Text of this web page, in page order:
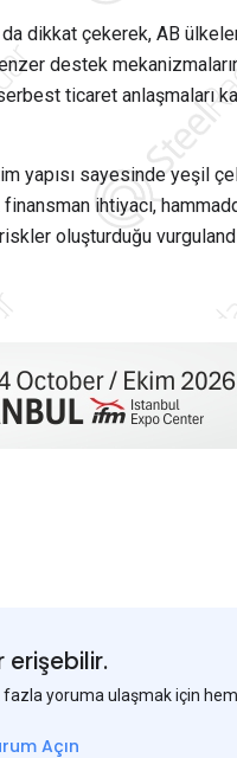
dikkat çekerek, AB
destek
ticaret anlaşmaları
yapısı sayesinde yeşil
ihtiyacı,
oluşturduğu
yoruma ulaşmak için
Açın